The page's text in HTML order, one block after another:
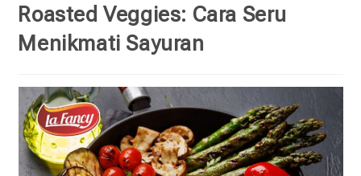
Roasted Veggies: Cara Seru
Menikmati Sayuran